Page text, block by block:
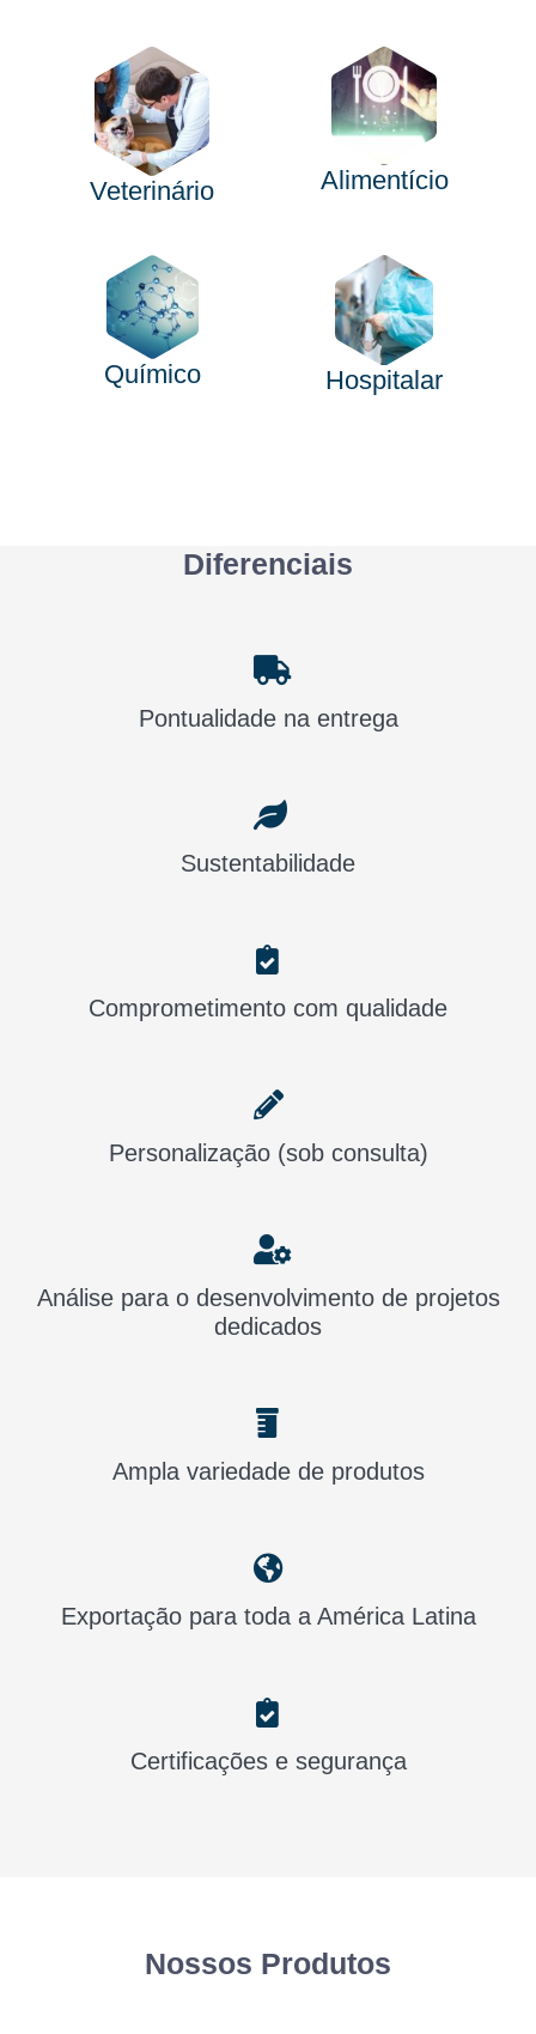
Veterinário Alimentício
Químico Hospitalar
Diferenciais
Pontualidade na entrega
Sustentabilidade
Comprometimento com qualidade
Personalização (sob consulta)
Análise para o desenvolvimento de projetos
dedicados
Ampla variedade de produtos
Exportação para toda a América Latina
Certificações e segurança
Nossos Produtos